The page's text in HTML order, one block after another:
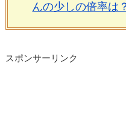
んの少しの倍率は？
スポンサーリンク